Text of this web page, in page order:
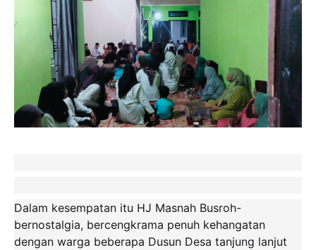
Dalam kesempatan itu HJ Masnah Busroh-
bernostalgia, bercengkrama penuh kehangatan
dengan warga beberapa Dusun Desa tanjung lanjut